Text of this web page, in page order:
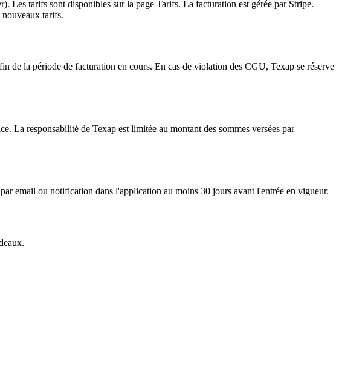
Les tarifs sont disponibles sur la page Tarifs. La facturation est gérée par Stripe.
nouveaux tarifs.
de la période de facturation en cours. En cas de violation des CGU, Texap se réserve
La responsabilité de Texap est limitée au montant des sommes versées par
email ou notification dans l'application au moins 30 jours avant l'entrée en vigueur.